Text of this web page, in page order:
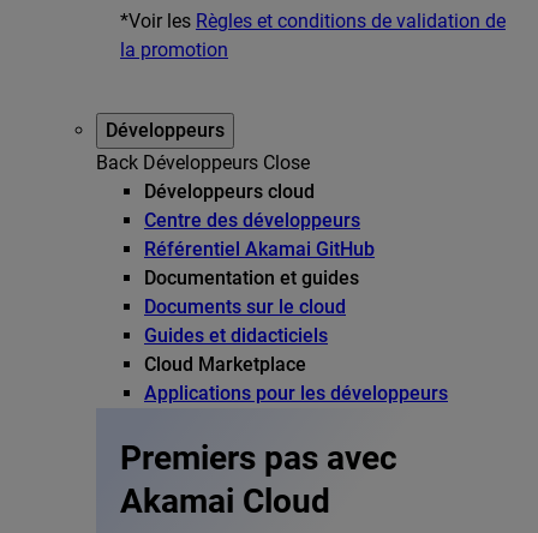
*Voir les Règles et conditions de validation de
la promotion
Développeurs
Back Développeurs Close
Développeurs cloud
Centre des développeurs
Référentiel Akamai GitHub
Documentation et guides
Documents sur le cloud
Guides et didacticiels
Cloud Marketplace
Applications pour les développeurs
Premiers pas avec
Akamai Cloud